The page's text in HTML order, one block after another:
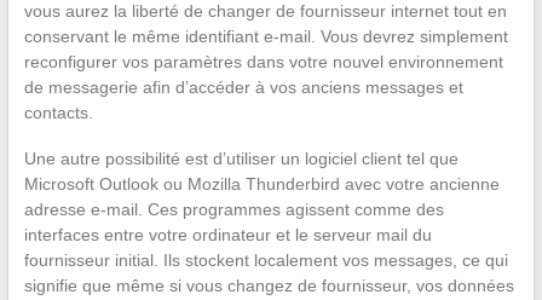
vous aurez la liberté de changer de fournisseur internet tout en
conservant le même identifiant e-mail. Vous devrez simplement
reconfigurer vos paramètres dans votre nouvel environnement
de messagerie afin d’accéder à vos anciens messages et
contacts.
Une autre possibilité est d’utiliser un logiciel client tel que
Microsoft Outlook ou Mozilla Thunderbird avec votre ancienne
adresse e-mail. Ces programmes agissent comme des
interfaces entre votre ordinateur et le serveur mail du
fournisseur initial. Ils stockent localement vos messages, ce qui
signifie que même si vous changez de fournisseur, vos données